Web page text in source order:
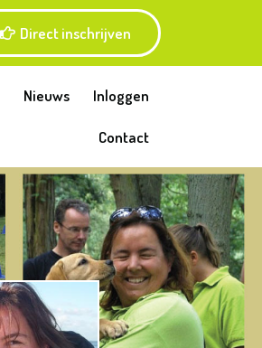
Direct inschrijven
Nieuws Inloggen
Contact